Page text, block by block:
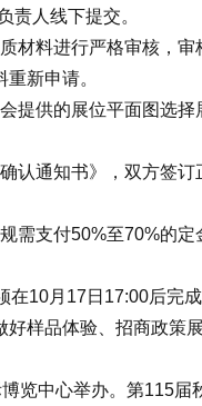
责人线下提交。
料进行严格审核，审
新申请。
供的展位平面图选择
通知书》，双方签订
支付50%至70%的定
10月17日17:00后完
样品体验、招商政策
览中心举办。第115届